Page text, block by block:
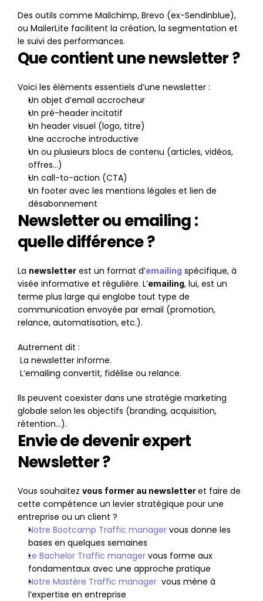
Des outils comme Mailchimp, Brevo (ex-Sendinblue),
ou MailerLite facilitent la création, la segmentation et
le suivi des performances.
Que contient une newsletter ?
Voici les éléments essentiels d’une newsletter :
Un objet d’email accrocheur
Un pré-header incitatif
Un header visuel (logo, titre)
Une accroche introductive
Un ou plusieurs blocs de contenu (articles, vidéos,
offres…)
Un call-to-action (CTA)
Un footer avec les mentions légales et lien de
désabonnement
Newsletter ou emailing :
quelle différence ?
La newsletter est un format d’emailing spécifique, à
visée informative et régulière. L’emailing, lui, est un
terme plus large qui englobe tout type de
communication envoyée par email (promotion,
relance, automatisation, etc.).
Autrement dit :
La newsletter informe.
L’emailing convertit, fidélise ou relance.
Ils peuvent coexister dans une stratégie marketing
globale selon les objectifs (branding, acquisition,
rétention…).
Envie de devenir expert
Newsletter ?
Vous souhaitez vous former au newsletter et faire de
cette compétence un levier stratégique pour une
entreprise ou un client ?
Notre Bootcamp Traffic manager vous donne les
bases en quelques semaines
Le Bachelor Traffic manager vous forme aux
fondamentaux avec une approche pratique
Notre Mastère Traffic manager vous mène à
l’expertise en entreprise